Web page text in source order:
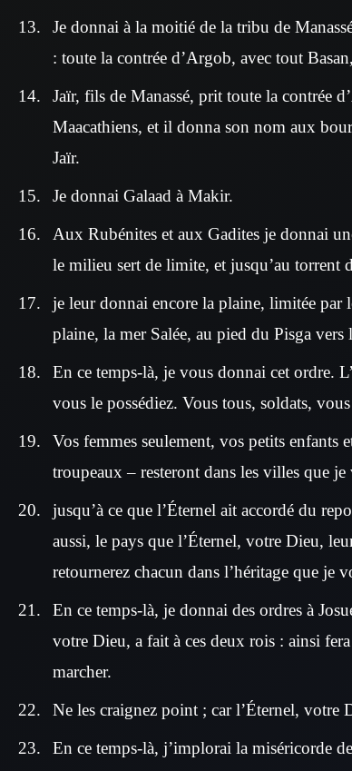
Je donnai à la moitié de la tribu de
: toute la contrée d’Argob, avec tout
Jaïr, fils de Manassé, prit toute la contrée
Maacathiens, et il donna son nom aux
Jaïr.
Je donnai Galaad à Makir.
Aux Rubénites et aux Gadites je donnai
le milieu sert de limite, et jusqu’au torrent
je leur donnai encore la plaine, limitée par
plaine, la mer Salée, au pied du Pisga vers
En ce temps-là, je vous donnai cet ordre.
vous le possédiez. Vous tous, soldats,
Vos femmes seulement, vos petits enfants
troupeaux – resteront dans les villes que je
jusqu’à ce que l’Éternel ait accordé du
aussi, le pays que l’Éternel, votre Dieu,
retournerez chacun dans l’héritage que je
En ce temps-là, je donnai des ordres à
votre Dieu, a fait à ces deux rois : ainsi
marcher.
Ne les craignez point ; car l’Éternel,
En ce temps-là, j’implorai la miséricorde